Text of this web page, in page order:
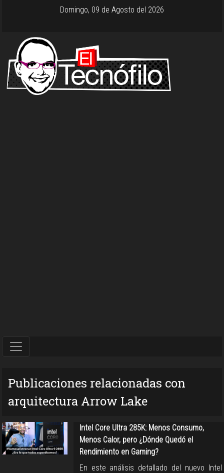
Domingo, 09 de Agosto del 2026
Publicaciones relacionadas con
arquitectura Arrow Lake
Intel Core Ultra 285K: Menos Consumo,
Menos Calor, pero ¿Dónde Quedó el
Rendimiento en Gaming?
En este análisis detallado del nuevo Intel